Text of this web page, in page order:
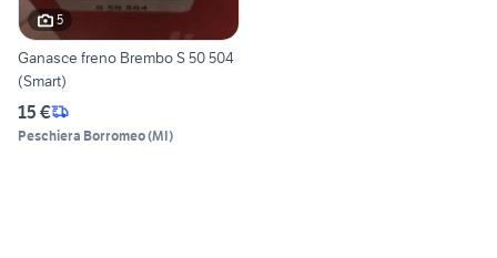
5
Ganasce freno Brembo S 50 504
(Smart)
15 €
Peschiera Borromeo(MI)